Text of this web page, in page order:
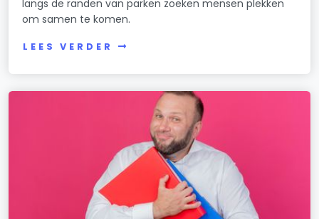
langs de randen van parken zoeken mensen plekken
om samen te komen.
LEES VERDER